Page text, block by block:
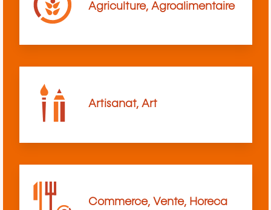
Agriculture, Agroalimentaire
Artisanat, Art
Commerce, Vente, Horeca